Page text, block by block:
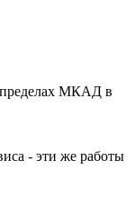
МКАД в
- эти же работы